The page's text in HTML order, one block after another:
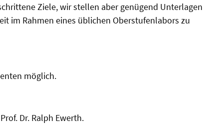
Ziele, wir stellen aber genügend Unterlagen
im Rahmen eines üblichen Oberstufenlabors zu
möglich.
Dr. Ralph Ewerth.